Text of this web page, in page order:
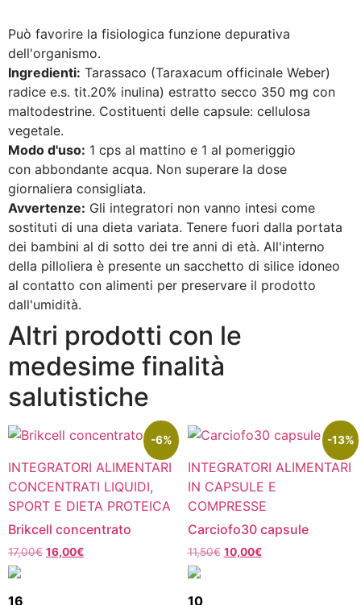
Può favorire la fisiologica funzione depurativa
dell'organismo.
Ingredienti: Tarassaco (Taraxacum officinale Weber)
radice e.s. tit.20% inulina) estratto secco 350 mg con
maltodestrine. Costituenti delle capsule: cellulosa
vegetale.
Modo d'uso: 1 cps al mattino e 1 al pomeriggio
con abbondante acqua. Non superare la dose
giornaliera consigliata.
Avvertenze: Gli integratori non vanno intesi come
sostituti di una dieta variata. Tenere fuori dalla portata
dei bambini al di sotto dei tre anni di età. All'interno
della pilloliera è presente un sacchetto di silice idoneo
al contatto con alimenti per preservare il prodotto
dall'umidità.
Altri prodotti con le
medesime finalità
salutistiche
-6%
INTEGRATORI ALIMENTARI
CONCENTRATI LIQUIDI,
SPORT E DIETA PROTEICA
Brikcell concentrato
17,00€ 16,00€
16
-13%
INTEGRATORI ALIMENTARI
IN CAPSULE E
COMPRESSE
Carciofo30 capsule
11,50€ 10,00€
10